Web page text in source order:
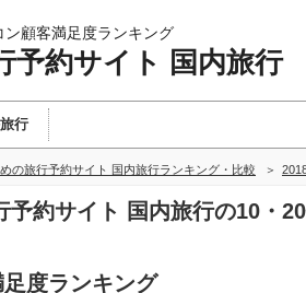
ン顧客満足度ランキング
予約サイト 国内旅行
行
の旅行予約サイト 国内旅行ランキング・比較
予約サイト 国内旅行の10・
度ランキング